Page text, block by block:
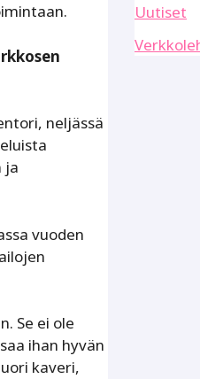
neljässä
ja
vuoden
Se ei ole
ihan hyvän
kaveri,
Uutiset